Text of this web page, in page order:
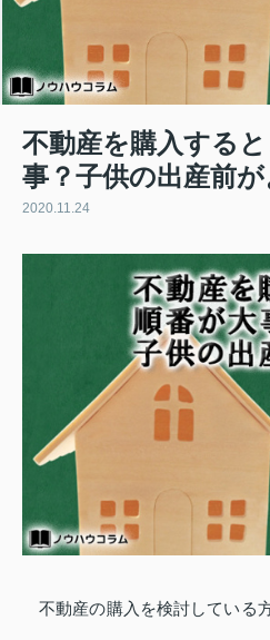
不動産を購入する
事？子供の出産前が
2020.11.24
不動産の購入を検討している